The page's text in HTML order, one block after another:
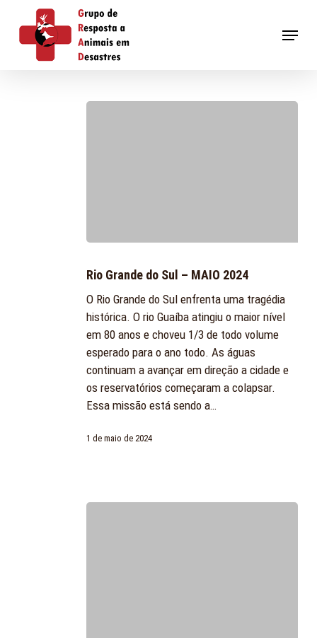
main
Menu
Grande
Sul
–
MAIO
2024
Rio Grande do Sul – MAIO 2024
O Rio Grande do Sul enfrenta uma tragédia
histórica. O rio Guaíba atingiu o maior nível
em 80 anos e choveu 1/3 de todo volume
esperado para o ano todo. As águas
continuam a avançar em direção a cidade e
os reservatórios começaram a colapsar.
Essa missão está sendo a…
1 de maio de 2024